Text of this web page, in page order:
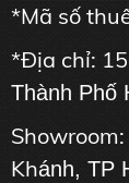
*Mã số
*Địa chỉ:
Thành Phố
Khánh, TP